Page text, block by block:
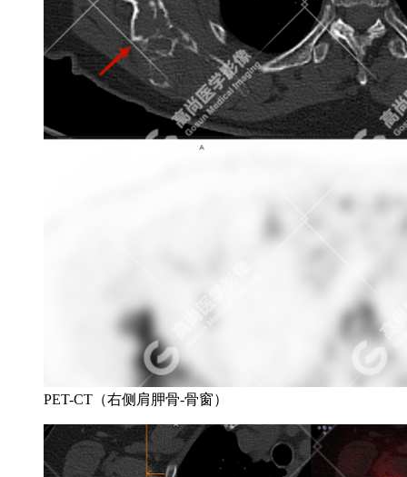
PET-CT（右侧肩胛骨-骨窗）